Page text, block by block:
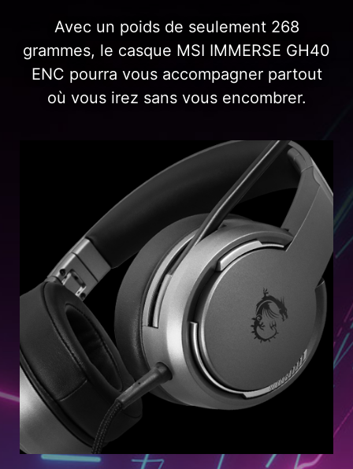
Avec un poids de seulement 268
grammes, le casque MSI IMMERSE GH40
ENC pourra vous accompagner partout
où vous irez sans vous encombrer.